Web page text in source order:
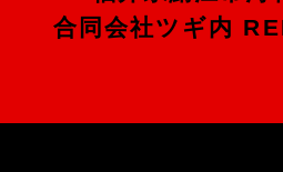
合同会社ツギ内